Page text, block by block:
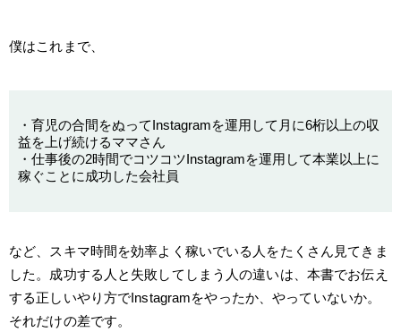
僕はこれまで、
・育児の合間をぬってInstagramを運用して月に6桁以上の収
益を上げ続けるママさん
・仕事後の2時間でコツコツInstagramを運用して本業以上に
稼ぐことに成功した会社員
など、スキマ時間を効率よく稼いでいる人をたくさん見てきま
した。成功する人と失敗してしまう人の違いは、本書でお伝え
する正しいやり方でInstagramをやったか、やっていないか。
それだけの差です。